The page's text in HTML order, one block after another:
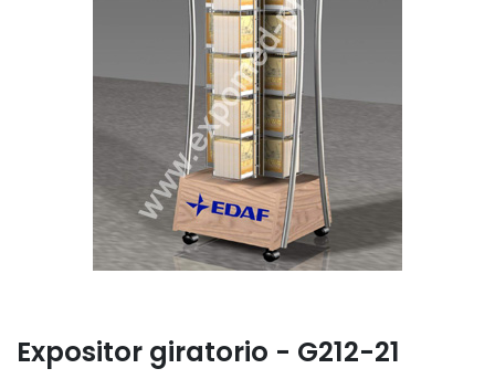
Expositor giratorio - G212-21